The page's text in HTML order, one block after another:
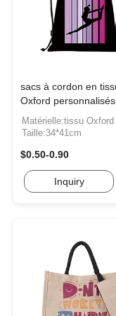
sacs à cordon en
Oxford personnalisés
Matérielle:tissu Oxford
Taille:34*41cm
$0.50-0.90
Inquiry